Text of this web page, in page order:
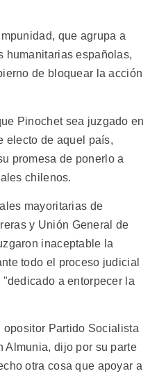
que agrupa a
humanitarias españolas,
de bloquear la acción
Pinochet sea juzgado en
electo de aquel país,
promesa de ponerlo a
chilenos.
mayoritarias de
y Unión General de
inaceptable la
todo el proceso judicial
a entorpecer la
opositor Partido Socialista
Almunia, dijo por su parte
otra cosa que apoyar a